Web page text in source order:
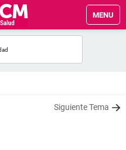
MENU
Siguiente Tema